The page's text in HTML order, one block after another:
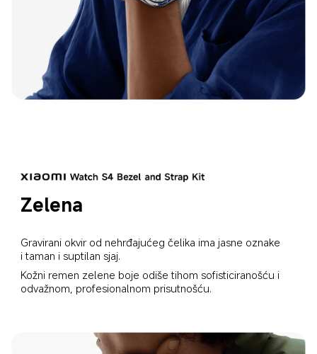
Zelena
Gravirani okvir od nehrđajućeg čelika ima jasne oznake
i taman i suptilan sjaj.
Kožni remen zelene boje odiše tihom sofisticiranošću i
odvažnom, profesionalnom prisutnošću.